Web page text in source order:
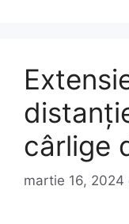
cârlige
martie 16, 2024